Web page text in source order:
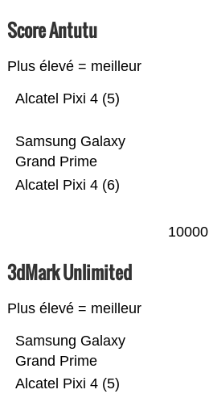
Score Antutu
Plus élevé = meilleur
Alcatel Pixi 4 (6)
Samsung Galaxy
Grand Prime
Alcatel Pixi 4 (5)
10000
3dMark Unlimited
Plus élevé = meilleur
Alcatel Pixi 4 (5)
Samsung Galaxy
Grand Prime